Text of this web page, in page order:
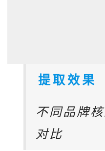
提取效果
不同品牌
对比